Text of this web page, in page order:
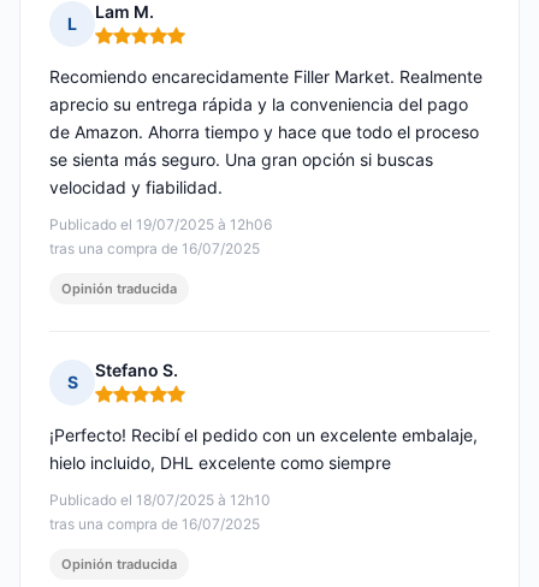
L
Lam M.
Nota: 5 de 5
Publicado el 19/07/2025 à 12h06
tras una compra de 16/07/2025
Recomiendo encarecidamente Filler Market. Realmente
aprecio su entrega rápida y la conveniencia del pago
de Amazon. Ahorra tiempo y hace que todo el proceso
se sienta más seguro. Una gran opción si buscas
velocidad y fiabilidad.
Opinión traducida
S
Stefano S.
Nota: 5 de 5
Publicado el 18/07/2025 à 12h10
tras una compra de 16/07/2025
¡Perfecto! Recibí el pedido con un excelente embalaje,
hielo incluido, DHL excelente como siempre
Opinión traducida